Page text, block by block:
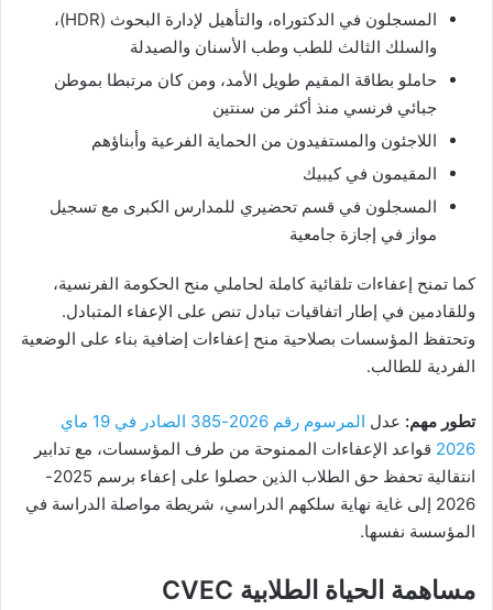
المسجلون في الدكتوراه، والتأهيل لإدارة البحوث (HDR)،
والسلك الثالث للطب وطب الأسنان والصيدلة
حاملو بطاقة المقيم طويل الأمد، ومن كان مرتبطا بموطن
جبائي فرنسي منذ أكثر من سنتين
اللاجئون والمستفيدون من الحماية الفرعية وأبناؤهم
المقيمون في كيبيك
المسجلون في قسم تحضيري للمدارس الكبرى مع تسجيل
مواز في إجازة جامعية
كما تمنح إعفاءات تلقائية كاملة لحاملي منح الحكومة الفرنسية،
وللقادمين في إطار اتفاقيات تبادل تنص على الإعفاء المتبادل.
وتحتفظ المؤسسات بصلاحية منح إعفاءات إضافية بناء على الوضعية
الفردية للطالب.
تطور مهم: عدل
المرسوم رقم 2026-385 الصادر في 19 ماي
2026 قواعد الإعفاءات الممنوحة من طرف المؤسسات، مع تدابير
انتقالية تحفظ حق الطلاب الذين حصلوا على إعفاء برسم 2025-
2026 إلى غاية نهاية سلكهم الدراسي، شريطة مواصلة الدراسة في
المؤسسة نفسها.
مساهمة الحياة الطلابية CVEC